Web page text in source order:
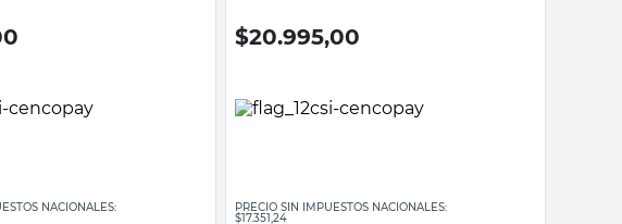
NACIONALES:
$20.995,00
PRECIO SIN IMPUESTOS NACIONALES:
$17.351,24